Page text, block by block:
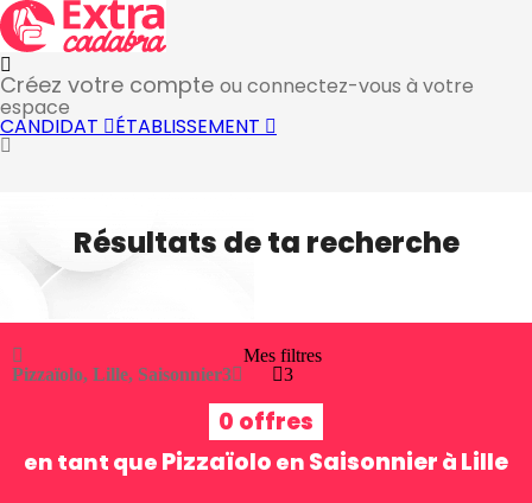
Créez votre compte ou connectez-vous à votre
espace
CANDIDAT ÉTABLISSEMENT
Résultats de ta recherche
Pizzaïolo, Lille, Saisonnier3
Mes filtres
3
0 offres
en tant que Pizzaïolo en Saisonnier à Lille